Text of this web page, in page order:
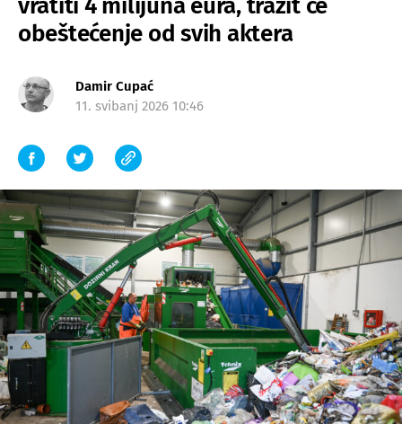
vratiti 4 milijuna eura, tražit će
obeštećenje od svih aktera
Damir Cupać
11. svibanj 2026 10:46